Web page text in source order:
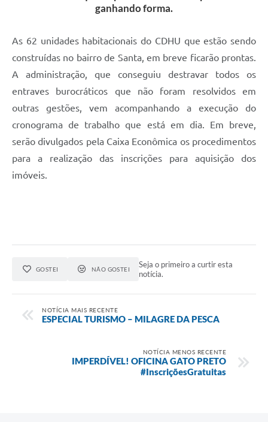
Cemitérios
Carta de Serviços
Galeria de Vídeos
Projetos
Contas Públicas
Agenda
Diário Oficial
Notícias
ganhando forma.
As 62 unidades habitacionais do CDHU que estão sendo
construídas no bairro de Santa, em breve ficarão prontas.
A administração, que conseguiu destravar todos os
entraves burocráticos que não foram resolvidos em
outras gestões, vem acompanhando a execução do
cronograma de trabalho que está em dia. Em breve,
serão divulgados pela Caixa Econômica os procedimentos
para a realização das inscrições para aquisição dos
imóveis.
GOSTEI NÃO GOSTEI
Seja o primeiro a curtir esta
notícia.
NOTÍCIA MAIS RECENTE
ESPECIAL TURISMO – MILAGRE DA PESCA
NOTÍCIA MENOS RECENTE
IMPERDÍVEL! OFICINA GATO PRETO
#InscriçõesGratuitas